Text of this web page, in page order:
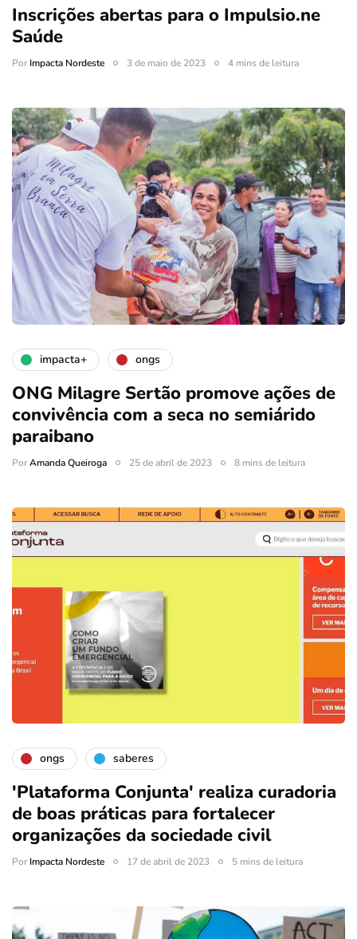
Inscrições abertas para o Impulsio.ne
Saúde
PorImpacta Nordeste 3 de maio de 2023 4 mins de leitura
impacta+ ongs
ONG Milagre Sertão promove ações de
convivência com a seca no semiárido
paraibano
PorAmanda Queiroga 25 de abril de 2023 8 mins de leitura
ongs saberes
'Plataforma Conjunta' realiza curadoria
de boas práticas para fortalecer
organizações da sociedade civil
PorImpacta Nordeste 17 de abril de 2023 5 mins de leitura